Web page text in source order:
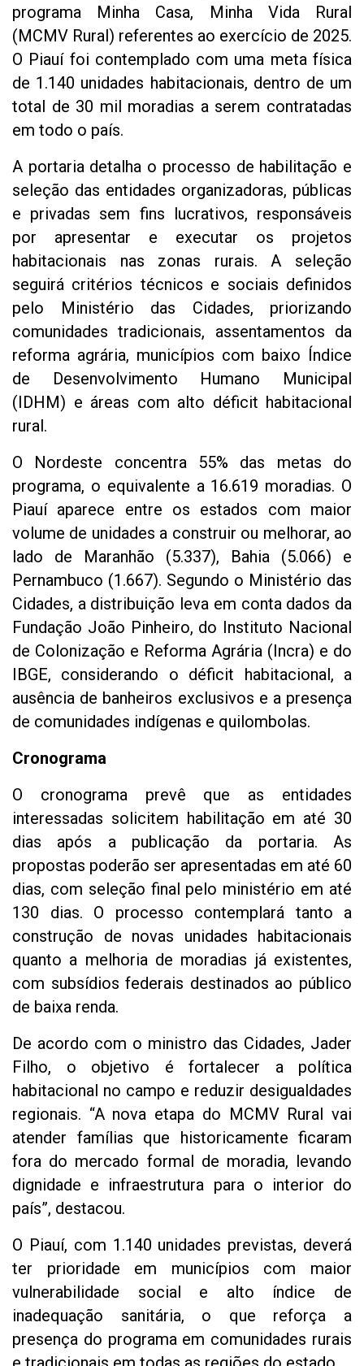
programa Minha Casa, Minha Vida Rural
(MCMV Rural) referentes ao exercício de 2025.
O Piauí foi contemplado com uma meta física
de 1.140 unidades habitacionais, dentro de um
total de 30 mil moradias a serem contratadas
em todo o país.
A portaria detalha o processo de habilitação e
seleção das entidades organizadoras, públicas
e privadas sem fins lucrativos, responsáveis
por apresentar e executar os projetos
habitacionais nas zonas rurais. A seleção
seguirá critérios técnicos e sociais definidos
pelo Ministério das Cidades, priorizando
comunidades tradicionais, assentamentos da
reforma agrária, municípios com baixo Índice
de Desenvolvimento Humano Municipal
(IDHM) e áreas com alto déficit habitacional
rural.
O Nordeste concentra 55% das metas do
programa, o equivalente a 16.619 moradias. O
Piauí aparece entre os estados com maior
volume de unidades a construir ou melhorar, ao
lado de Maranhão (5.337), Bahia (5.066) e
Pernambuco (1.667). Segundo o Ministério das
Cidades, a distribuição leva em conta dados da
Fundação João Pinheiro, do Instituto Nacional
de Colonização e Reforma Agrária (Incra) e do
IBGE, considerando o déficit habitacional, a
ausência de banheiros exclusivos e a presença
de comunidades indígenas e quilombolas.
Cronograma
O cronograma prevê que as entidades
interessadas solicitem habilitação em até 30
dias após a publicação da portaria. As
propostas poderão ser apresentadas em até 60
dias, com seleção final pelo ministério em até
130 dias. O processo contemplará tanto a
construção de novas unidades habitacionais
quanto a melhoria de moradias já existentes,
com subsídios federais destinados ao público
de baixa renda.
De acordo com o ministro das Cidades, Jader
Filho, o objetivo é fortalecer a política
habitacional no campo e reduzir desigualdades
regionais. “A nova etapa do MCMV Rural vai
atender famílias que historicamente ficaram
fora do mercado formal de moradia, levando
dignidade e infraestrutura para o interior do
país”, destacou.
O Piauí, com 1.140 unidades previstas, deverá
ter prioridade em municípios com maior
vulnerabilidade social e alto índice de
inadequação sanitária, o que reforça a
presença do programa em comunidades rurais